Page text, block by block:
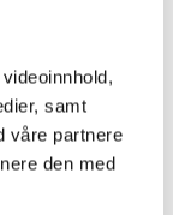
samt
våre partnere
den med
mobil 468 92